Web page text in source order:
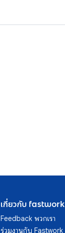
เกี่ยวกับ fastwork
Feedback พวกเรา
ร่วมงานกับ Fastwork